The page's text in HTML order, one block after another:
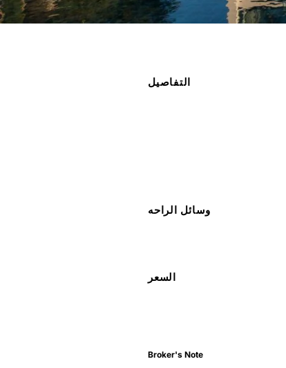
التفاصيل
وسائل الراحه
السعر
Broker's Note